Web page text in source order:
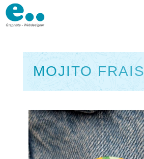
Skip
to
MOJITO FRAIS
Square